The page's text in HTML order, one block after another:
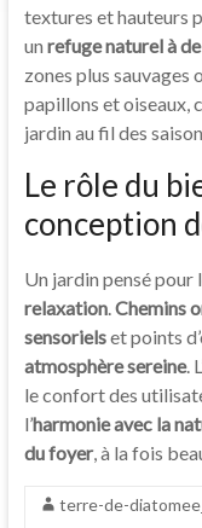
textures et hauteurs
un refuge naturel à
zones plus sauvages
papillons et oiseaux,
jardin au fil des
Le rôle du
conception
Un jardin pensé pour
relaxation.Chemins
sensorielset points
atmosphère sereine.
le confort des
l’harmonie avec la
du foyer, à la fois
terre-de-